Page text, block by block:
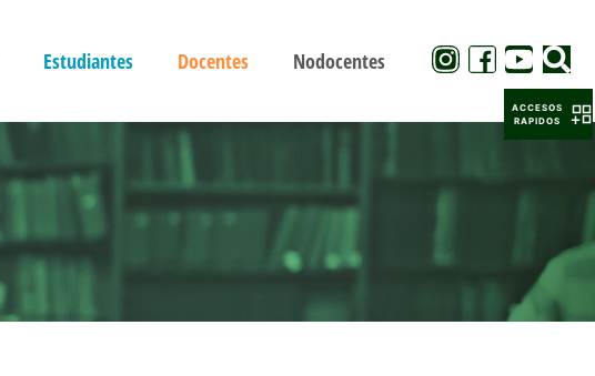
Estudiantes Docentes Nodocentes
ACCESOS
RAPIDOS